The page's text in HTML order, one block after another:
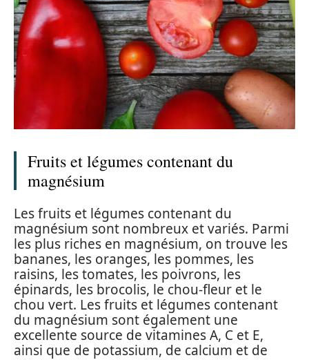
Fruits et légumes contenant du
magnésium
Les fruits et légumes contenant du
magnésium sont nombreux et variés. Parmi
les plus riches en magnésium, on trouve les
bananes, les oranges, les pommes, les
raisins, les tomates, les poivrons, les
épinards, les brocolis, le chou-fleur et le
chou vert. Les fruits et légumes contenant
du magnésium sont également une
excellente source de vitamines A, C et E,
ainsi que de potassium, de calcium et de